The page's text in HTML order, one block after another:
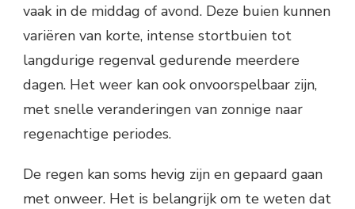
vaak in de middag of avond. Deze buien kunnen
variëren van korte, intense stortbuien tot
langdurige regenval gedurende meerdere
dagen. Het weer kan ook onvoorspelbaar zijn,
met snelle veranderingen van zonnige naar
regenachtige periodes.
De regen kan soms hevig zijn en gepaard gaan
met onweer. Het is belangrijk om te weten dat